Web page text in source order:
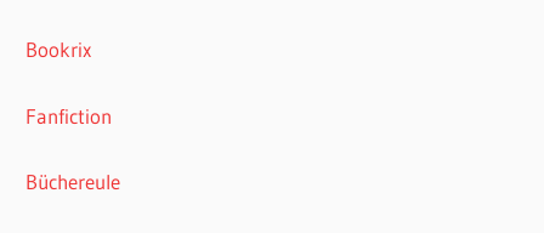
Bookrix
Fanfiction
Büchereule